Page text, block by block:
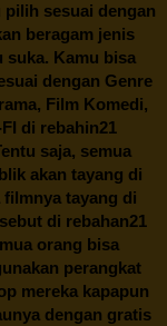
sesuai dengan
beragam jenis
suka. Kamu bisa
dengan Genre
Film Komedi,
di rebahin21
saja, semua
akan tayang di
tayang di
di rebahan21
orang bisa
perangkat
mereka kapapun
dengan gratis